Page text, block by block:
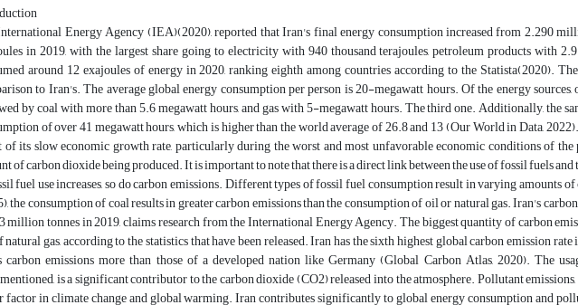
Energy Agency (IEA)(2020), reported that Iran's final energy consumption increased from 2.290
in 2019, with the largest share going to electricity with 940 thousand terajoules, petroleum products with
around 12 exajoules of energy in 2020, ranking eighth among countries according to the Statista(2020).
to Iran's. The average global energy consumption per person is 20-megawatt hours. Of the energy
by coal with more than 5.6 megawatt hours, and gas with 5-megawatt hours. The third one. Additionally, the
of over 41 megawatt hours, which is higher than the world average of 26.8 and 13 (Our World in Data,
of its slow economic growth rate, particularly during the worst and most unfavorable economic conditions of the
of carbon dioxide being produced. It is important to note that there is a direct link between the use of fossil fuels
fuel use increases, so do carbon emissions. Different types of fossil fuel consumption result in varying amounts
the consumption of coal results in greater carbon emissions than the consumption of oil or natural gas. Iran's
million tonnes in 2019, claims research from the International Energy Agency. The biggest quantity of carbon
natural gas, according to the statistics that have been released. Iran has the sixth highest global carbon emission
carbon emissions more than those of a developed nation like Germany (Global Carbon Atlas, 2020). The
is a significant contributor to the carbon dioxide (CO2) released into the atmosphere. Pollutant
factor in climate change and global warming. Iran contributes significantly to global energy consumption and